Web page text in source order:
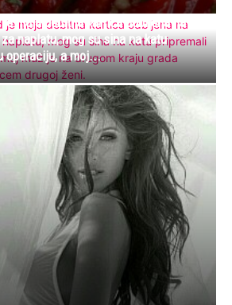
je moja debitna kartica odbijena na
naplatu, mog su sina na katu
operaciju, a moj...